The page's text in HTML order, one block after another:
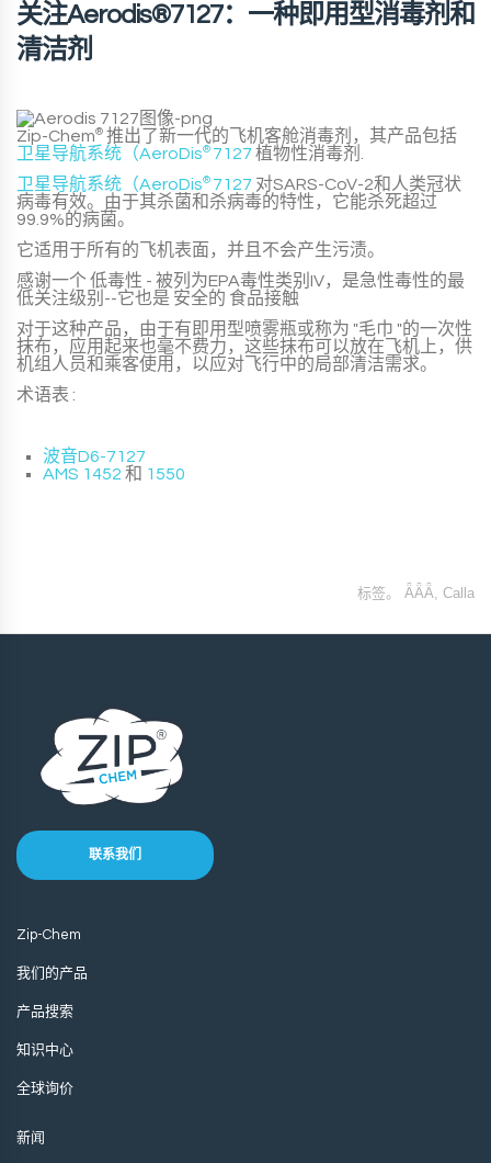
关注Aerodis®7127：一种即用型消毒剂和
清洁剂
Zip-Chem® 推出了新一代的飞机客舱消毒剂，其产品包括
卫星导航系统（AeroDis® 7127 植物性消毒剂
卫星导航系统（AeroDis® 7127 对SARS-CoV-2和人类冠状
病毒有效。由于其杀菌和杀病毒的特性，它能杀死超过
99.9%的病菌。
它适用于所有的飞机表面，并且不会产生污渍。
感谢一个低毒性 - 被列为EPA毒性类别IV，是急性毒性的最
低关注级别--它也是 安全的 食品接触
对于这种产品，由于有即用型喷雾瓶或称为 "毛巾 "的一次性
抹布，应用起来也毫不费力，这些抹布可以放在飞机上，供
机组人员和乘客使用，以应对飞行中的局部清洁需求。
术语表 :
波音D6-7127
AMS 1452 和 1550
标签。 ǞǞǞ, Calla
联系我们
Zip-Chem
我们的产品
产品搜索
知识中心
全球询价
新闻